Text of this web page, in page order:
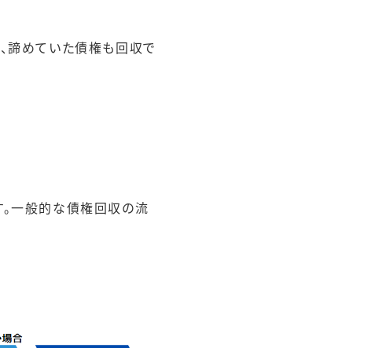
諦めていた債権も回収で
一般的な債権回収の流